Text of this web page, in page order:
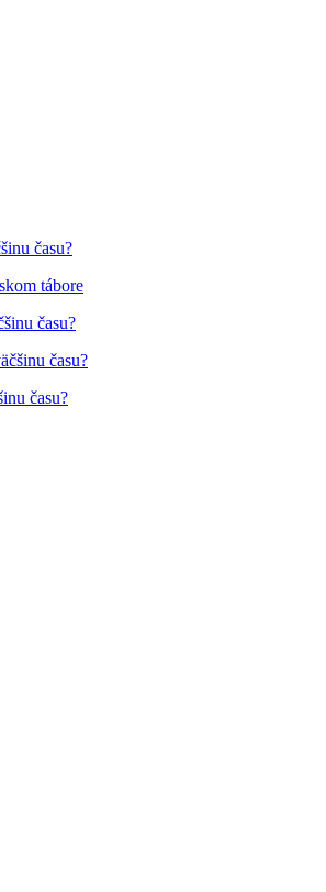
času?
tábore
času?
času?
času?